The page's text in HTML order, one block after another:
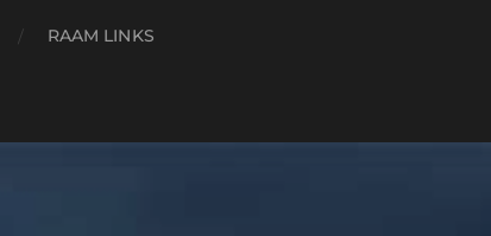
RAAM LINKS